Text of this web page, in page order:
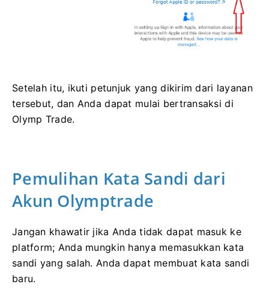
Setelah itu, ikuti petunjuk yang dikirim dari layanan
tersebut, dan Anda dapat mulai bertransaksi di
Olymp Trade.
Pemulihan Kata Sandi dari
Akun Olymptrade
Jangan khawatir jika Anda tidak dapat masuk ke
platform; Anda mungkin hanya memasukkan kata
sandi yang salah. Anda dapat membuat kata sandi
baru.